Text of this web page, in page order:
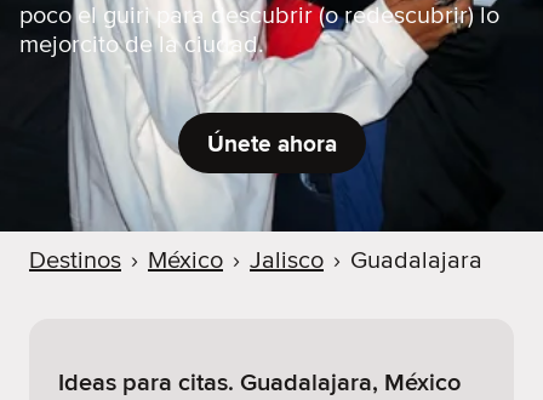
poco el guiri para descubrir (o redescubrir) lo
mejorcito de la ciudad.
Únete ahora
Destinos › México › Jalisco › Guadalajara
Ideas para citas. Guadalajara, México